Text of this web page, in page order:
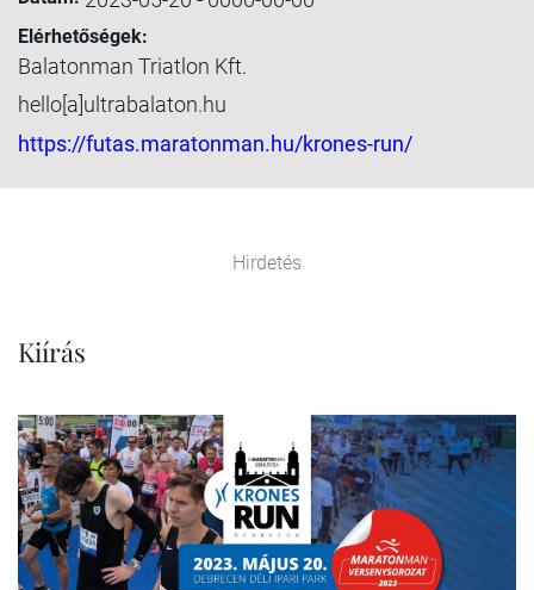
Elérhetőségek:
Balatonman Triatlon Kft.
hello[a]ultrabalaton.hu
https://futas.maratonman.hu/krones-run/
Hirdetés
Kiírás